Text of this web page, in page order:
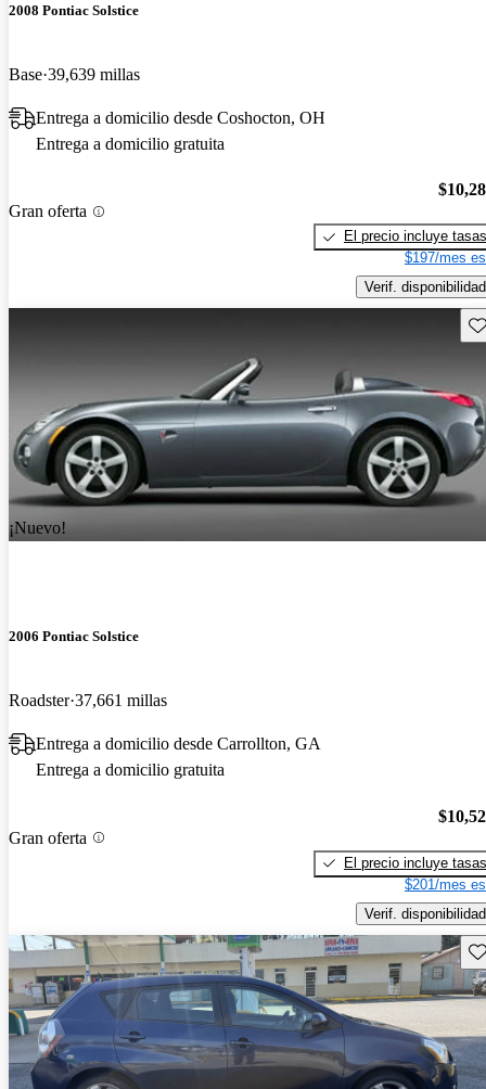
2008 Pontiac Solstice
Base 39,639 millas
Entrega a domicilio desde Coshocton, OH
Entrega a domicilio gratuita
Gran oferta
El precio incluye tasas
$197/mes
Verif. disponibilidad
¡Nuevo!
2006 Pontiac Solstice
Roadster 37,661 millas
Entrega a domicilio desde Carrollton, GA
Entrega a domicilio gratuita
Gran oferta
El precio incluye tasas
$201/mes
Verif. disponibilidad